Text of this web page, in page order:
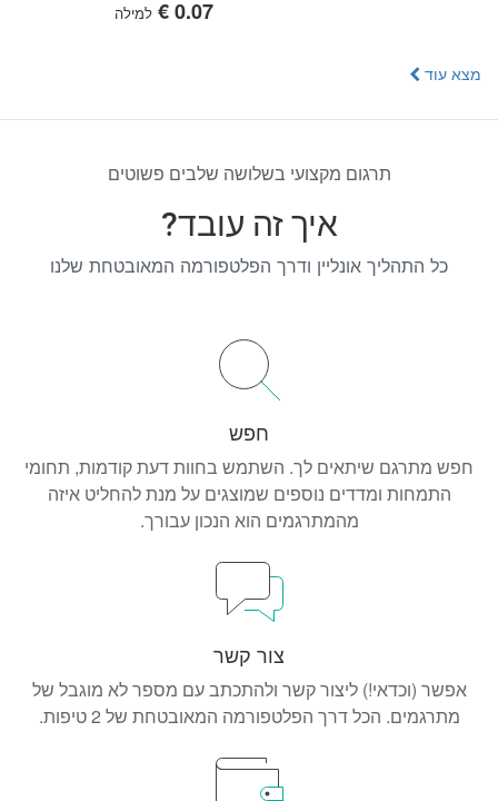
למילה
מצא עוד
תרגום מקצועי בשלושה שלבים פשוטים
איך זה עובד?
כל התהליך אונליין ודרך הפלטפורמה המאובטחת שלנו
חפש
חפש מתרגם שיתאים לך. השתמש בחוות דעת קודמות, תחומי
התמחות ומדדים נוספים שמוצגים על מנת להחליט איזה
מהמתרגמים הוא הנכון עבורך.
צור קשר
אפשר (וכדאי!) ליצור קשר ולהתכתב עם מספר לא מוגבל של
מתרגמים. הכל דרך הפלטפורמה המאובטחת של 2 טיפות.